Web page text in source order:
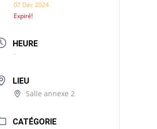
07 Déc 2024
Expiré!
HEURE
-
LIEU
Salle annexe 2
CATÉGORIE